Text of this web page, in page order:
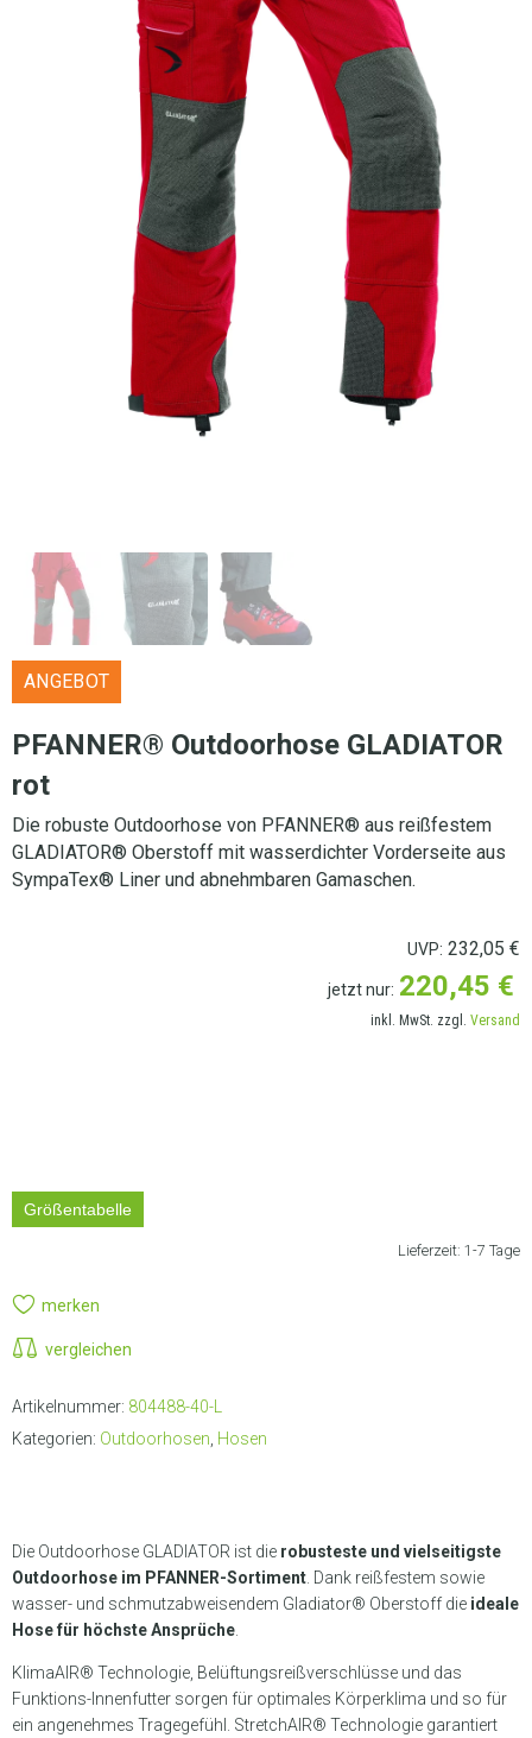
ANGEBOT
PFANNER® Outdoorhose GLADIATOR
rot
Die robuste Outdoorhose von PFANNER® aus reißfestem
GLADIATOR® Oberstoff mit wasserdichter Vorderseite aus
SympaTex® Liner und abnehmbaren Gamaschen.
UVP: 232,05 €
jetzt nur: 220,45 €
inkl. MwSt. zzgl. Versand
Größentabelle
Lieferzeit: 1-7 Tage
merken
vergleichen
Artikelnummer: 804488-40-L
Kategorien: Outdoorhosen Hosen
Die Outdoorhose GLADIATOR ist die robusteste und vielseitigste
Outdoorhose im PFANNER-Sortiment . Dank reißfestem sowie
wasser- und schmutzabweisendem Gladiator® Oberstoff die ideale
Hose für höchste Ansprüche
KlimaAIR® Technologie, Belüftungsreißverschlüsse und das
Funktions-Innenfutter sorgen für optimales Körperklima und so für
ein angenehmes Tragegefühl. StretchAIR® Technologie garantiert